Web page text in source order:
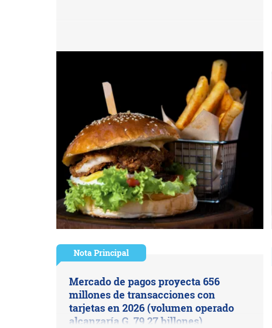
Nota Principal
Mercado de pagos proyecta 656
millones de transacciones con
tarjetas en 2026 (volumen operado
alcanzaría G. 79,27 billones)